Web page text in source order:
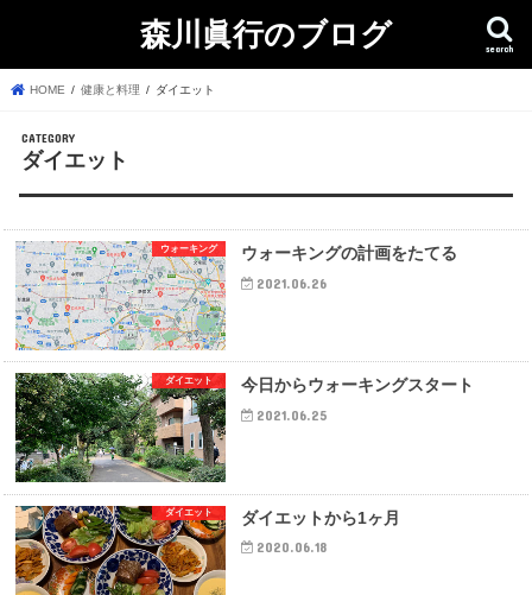
森川眞行のブログ search
HOME 健康と料理 ダイエット
ダイエット
ウォーキング ウォーキングの計画をたてる
2021.06.26
ダイエット 今日からウォーキングスタート
2021.06.25
ダイエット ダイエットから1ヶ月
2020.06.18